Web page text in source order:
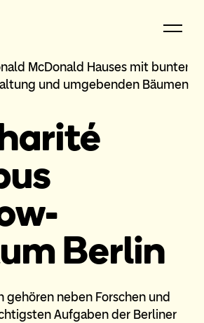
Berlin
gehören neben Forschen und
Aufgaben der Berliner